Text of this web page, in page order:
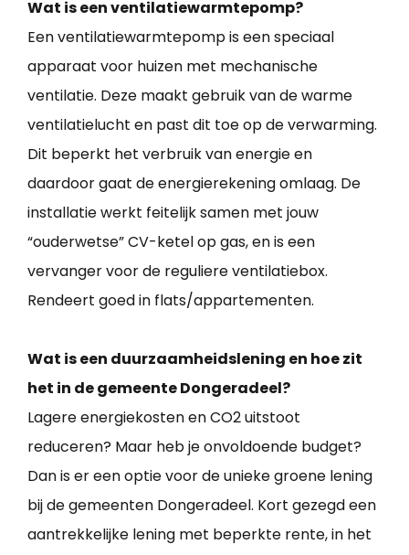
Wat is een ventilatiewarmtepomp?
Een ventilatiewarmtepomp is een speciaal
apparaat voor huizen met mechanische
ventilatie. Deze maakt gebruik van de warme
ventilatielucht en past dit toe op de verwarming.
Dit beperkt het verbruik van energie en
daardoor gaat de energierekening omlaag. De
installatie werkt feitelijk samen met jouw
“ouderwetse” CV-ketel op gas, en is een
vervanger voor de reguliere ventilatiebox.
Rendeert goed in flats/appartementen.
Wat is een duurzaamheidslening en hoe zit
het in de gemeente Dongeradeel?
Lagere energiekosten en CO2 uitstoot
reduceren? Maar heb je onvoldoende budget?
Dan is er een optie voor de unieke groene lening
bij de gemeenten Dongeradeel. Kort gezegd een
aantrekkelijke lening met beperkte rente, in het